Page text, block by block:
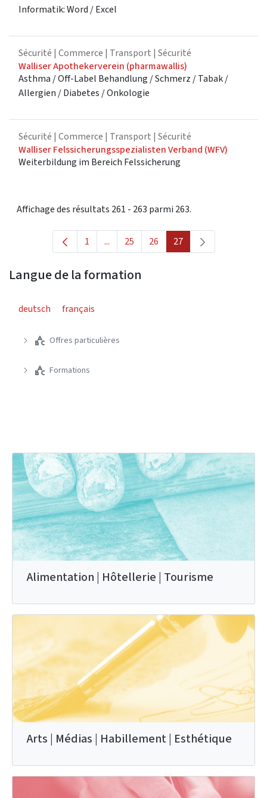
Informatik: Word / Excel
Sécurité | Commerce | Transport | Sécurité
Walliser Apothekerverein (pharmawallis)
Asthma / Off-Label Behandlung / Schmerz / Tabak /
Allergien / Diabetes / Onkologie
Sécurité | Commerce | Transport | Sécurité
Walliser Felssicherungsspezialisten Verband (WFV)
Weiterbildung im Bereich Felssicherung
Affichage des résultats 261 - 263 parmi 263.
Page
1 ...Pages intermédiaires Utilisez TAB pour
Page
25 Page
26 Page
27
Langue de la formation
deutsch français
Offres particulières
Formations
Alimentation | Hôtellerie | Tourisme
Arts | Médias | Habillement | Esthétique